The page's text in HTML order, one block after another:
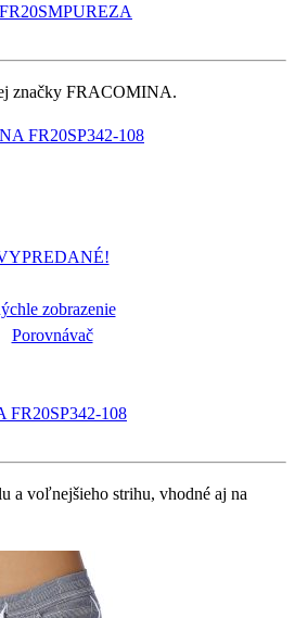
značky FRACOMINA.
zobrazenie
Porovnávač
108
a voľnejšieho strihu, vhodné aj na